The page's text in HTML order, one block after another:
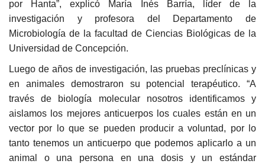
por Hanta”, explicó María Inés Barría, líder de la
investigación y profesora del Departamento de
Microbiología de la facultad de Ciencias Biológicas de la
Universidad de Concepción.
Luego de años de investigación, las pruebas preclínicas y
en animales demostraron su potencial terapéutico. “A
través de biología molecular nosotros identificamos y
aislamos los mejores anticuerpos los cuales están en un
vector por lo que se pueden producir a voluntad, por lo
tanto tenemos un anticuerpo que podemos aplicarlo a un
animal o una persona en una dosis y un estándar